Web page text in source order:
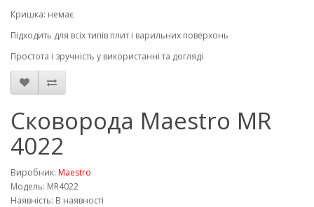
Кришка: немає
Підходить для всіх типів плит і варильних поверхонь
Простота і зручність у використанні та догляді
Сковорода Maestro MR
4022
Виробник: Maestro
Модель: MR4022
Наявність: В наявності